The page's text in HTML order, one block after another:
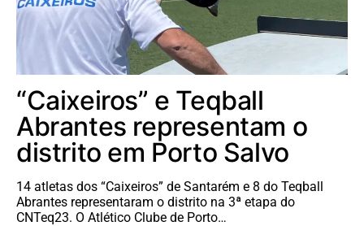
“Caixeiros” e Teqball
Abrantes representam o
distrito em Porto Salvo
14 atletas dos “Caixeiros” de Santarém e 8 do Teqball
Abrantes representaram o distrito na 3ª etapa do
CNTeq23. O Atlético Clube de Porto…